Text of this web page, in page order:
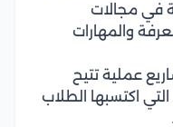
في مجالات
والمهارات
عملية تتيح
اكتسبها الطلاب